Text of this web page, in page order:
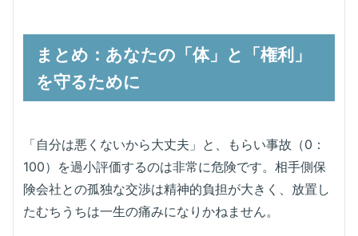
特に「国道4号仙台バイパス」での追突が非常に
多いです。
まとめ：あなたの「体」と「権利」
を守るために
「自分は悪くないから大丈夫」と、もらい事故（0：
100）を過小評価するのは非常に危険です。相手側保
険会社との孤独な交渉は精神的負担が大きく、放置し
たむちうちは一生の痛みになりかねません。